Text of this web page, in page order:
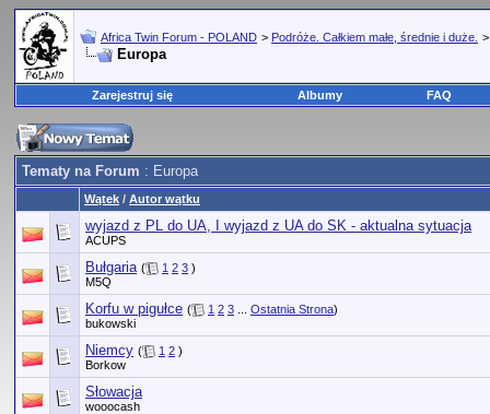
Africa Twin Forum - POLAND > Podróże. Całkiem małe, średnie i duże.
Europa
Zarejestruj się Albumy FAQ
Tematy na Forum : Europa
Wątek / Autor wątku
wyjazd z PL do UA, I wyjazd z UA do SK - aktualna sytuacja
ACUPS
Bułgaria ( 1 2 3 )
M5Q
Korfu w pigułce ( 1 2 3 Ostatnia Strona)
bukowski
Niemcy ( 1 2 )
Borkow
Słowacja
wooocash